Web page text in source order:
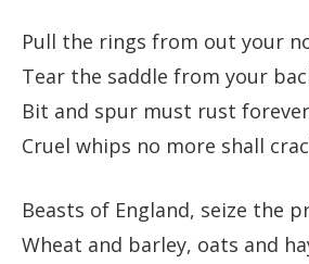
Pull the rings from out your
Tear the saddle from your
Bit and spur must rust
Cruel whips no more shall
Beasts of England, seize the
Wheat and barley, oats and